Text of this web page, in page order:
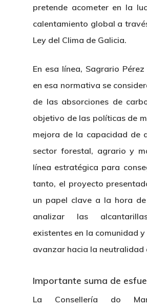
pretende acometer en la
calentamiento global a
Ley del Clima de Galicia.
En esa línea, Sagrario
en esa normativa se
de las absorciones de
objetivo de las políticas de
mejora de la capacidad de
sector forestal, agrario y
línea estratégica para
tanto, el proyecto
un papel clave a la hora
analizar las
existentes en la comunidad
avanzar hacia la neutralidad
Importante suma de
La Consellería do